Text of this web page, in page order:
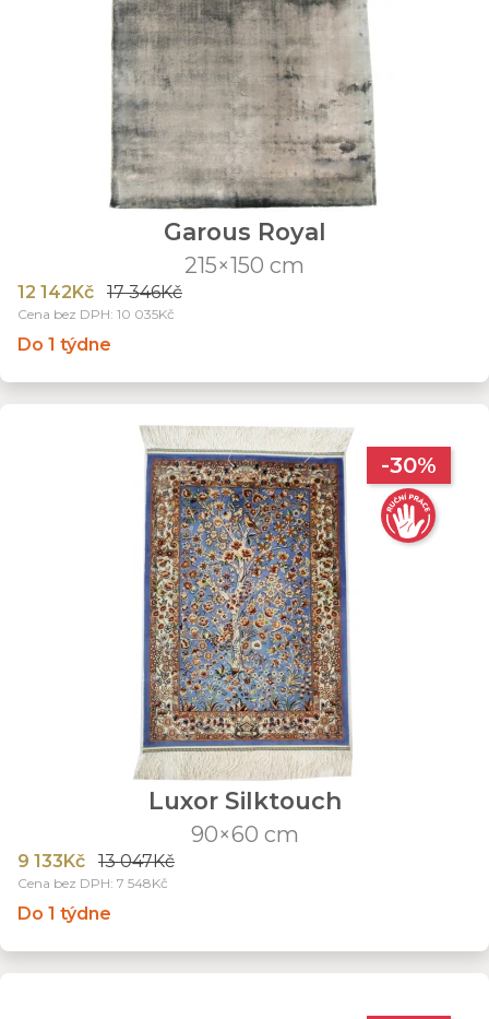
Garous Royal
215×150 cm
12 142Kč 17 346Kč
Cena bez DPH: 10 035Kč
Do 1 týdne
-30%
Luxor Silktouch
90×60 cm
9 133Kč 13 047Kč
Cena bez DPH: 7 548Kč
Do 1 týdne